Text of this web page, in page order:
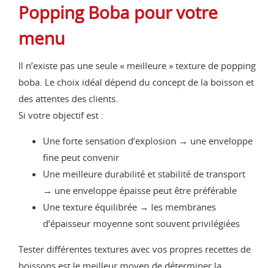
Popping Boba pour votre
menu
Il n’existe pas une seule « meilleure » texture de popping
boba. Le choix idéal dépend du concept de la boisson et
des attentes des clients.
Si votre objectif est :
Une forte sensation d’explosion → une enveloppe
fine peut convenir
Une meilleure durabilité et stabilité de transport
→ une enveloppe épaisse peut être préférable
Une texture équilibrée → les membranes
d’épaisseur moyenne sont souvent privilégiées
Tester différentes textures avec vos propres recettes de
boissons est le meilleur moyen de déterminer la